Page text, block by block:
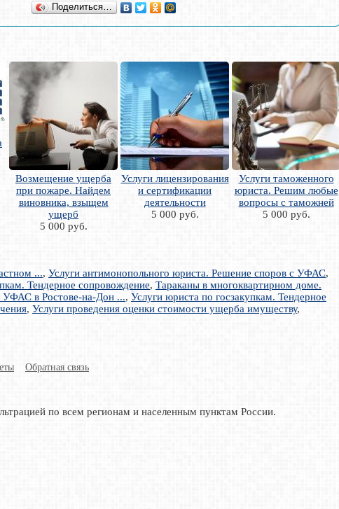
Поделиться…
Возмещение ущерба
при пожаре. Найдем
виновника, взыщем
ущерб
5 000 руб.
Услуги лицензирования
и сертификации
деятельности
5 000 руб.
Услуги таможенного
юриста. Решим любые
вопросы с таможней
5 000 руб.
..., Услуги антимонопольного юриста. Решение споров с УФАС,
Тендерное сопровождение, Тараканы в многоквартирном доме.
УФАС в Ростове-на-Дон ..., Услуги юриста по госзакупкам. Тендерное
, Услуги проведения оценки стоимости ущерба имуществу,
Обратная связь
по всем регионам и населенным пунктам России.